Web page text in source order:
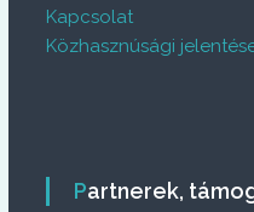
Kapcsolat
Közhasznúsági
Partnerek,